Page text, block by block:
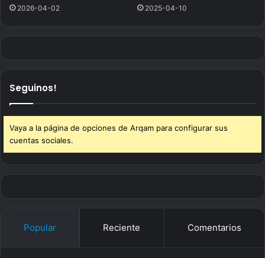
2026-04-02 2025-04-10
Seguinos!
Vaya a la página de opciones de Arqam para configurar sus
cuentas sociales.
Popular Reciente Comentarios